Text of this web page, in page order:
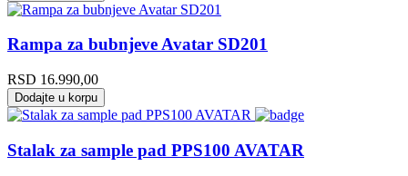
Rampa za bubnjeve Avatar SD201
RSD 16.990,00
Dodajte u korpu
Stalak za sample pad PPS100 AVATAR